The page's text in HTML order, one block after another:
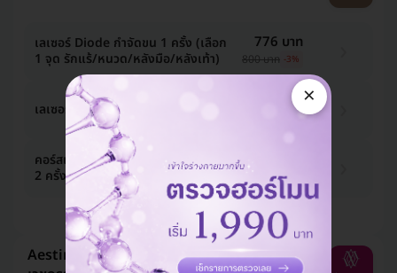
เลเซอร์ Diode กำจัดขน 1 ครั้ง (เลือก
1 จุด รักแร้/หนวด/หลังมือ/หลังเท้า)
776 บาท
800 บาท -3%
เลเซอร์ Diode กำจัดขนหลังมือ 1 ครั้ง 776 บาท
คอร์สเลเซอร์ Diode กำจัดขนหลังมือ
2 ครั้ง ฟรี! 1 ครั้ง
2,400 บาท
ดูแพ็กเกจเพิ่ม
Aestima Clinic (เอสติมาคลินิก
×